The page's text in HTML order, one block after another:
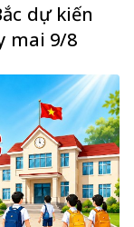
dự kiến
mai 9/8